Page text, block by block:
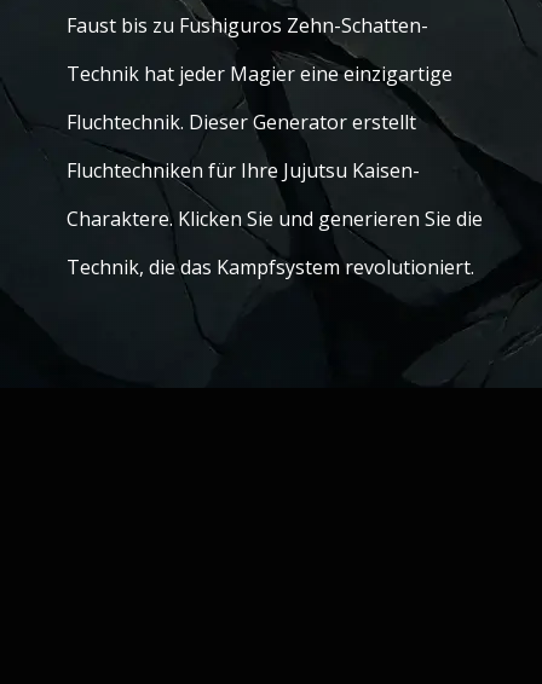
Faust bis zu Fushiguros Zehn-Schatten-
Technik hat jeder Magier eine einzigartige
Fluchtechnik. Dieser Generator erstellt
Fluchtechniken für Ihre Jujutsu Kaisen-
Charaktere. Klicken Sie und generieren Sie die
Technik, die das Kampfsystem revolutioniert.